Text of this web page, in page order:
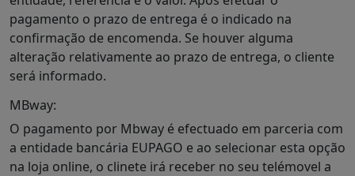
pagamento o prazo de entrega é o indicado na
confirmação de encomenda. Se houver alguma
alteração relativamente ao prazo de entrega, o cliente
será informado.
MBway:
O pagamento por Mbway é efectuado em parceria com
a entidade bancária EUPAGO e ao selecionar esta opção
na loja online, o clinete irá receber no seu telémovel a